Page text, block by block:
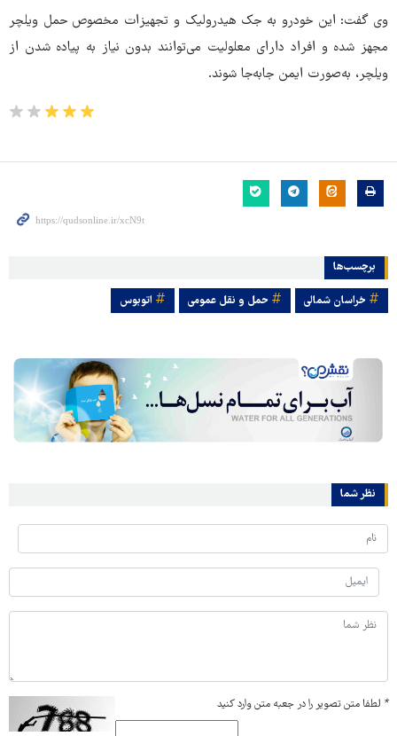
وی گفت: این خودرو به جک هیدرولیک و تجهیزات مخصوص حمل ویلچر
مجهز شده و افراد دارای معلولیت می‌توانند بدون نیاز به پیاده شدن از
ویلچر، به‌صورت ایمن جابه‌جا شوند.
برچسب‌ها
خراسان شمالی حمل و نقل عمومی اتوبوس
نظر شما
* لطفا متن تصویر را در جعبه متن وارد کنید